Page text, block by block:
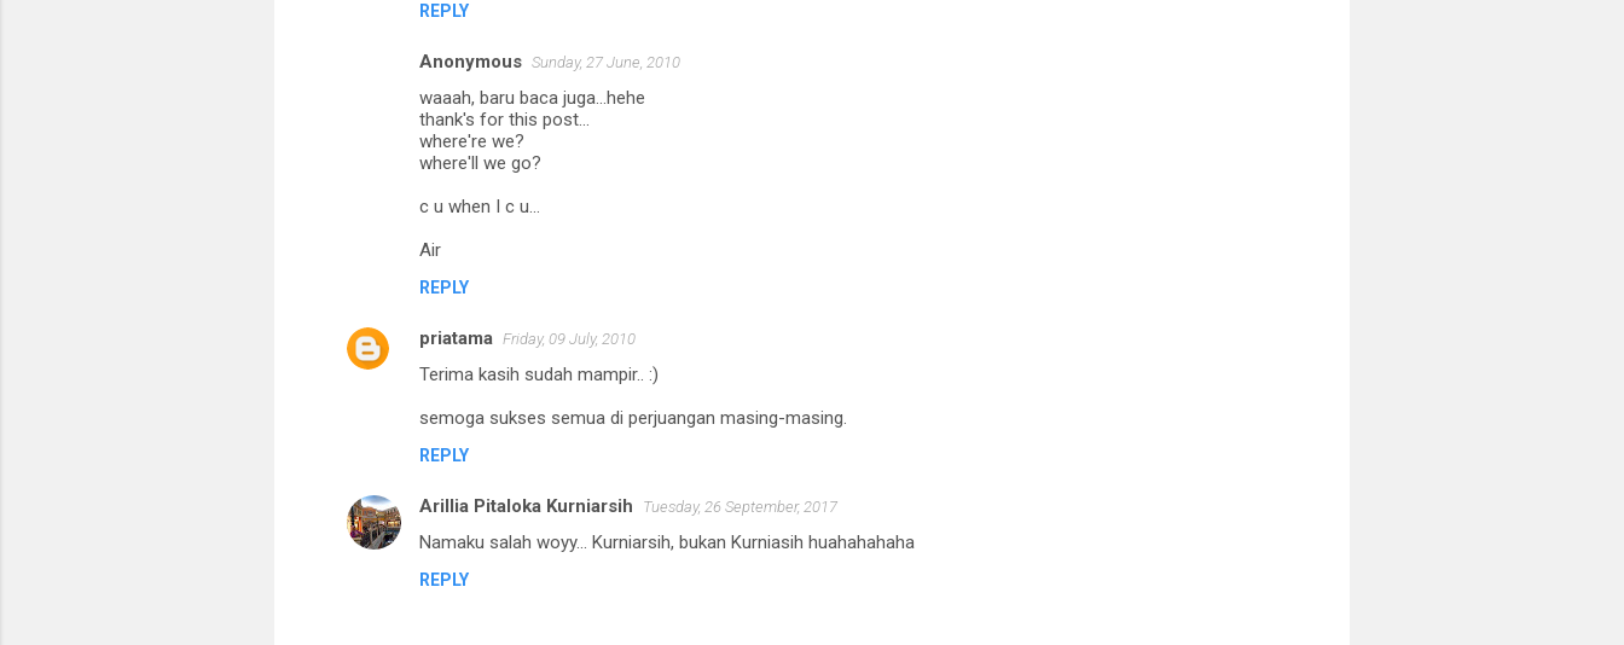
REPLY
Anonymous Sunday, 27 June, 2010
waaah, baru baca juga...hehe
thank's for this post...
where're we?
where'll we go?
c u when I c u...
Air
REPLY
priatama Friday, 09 July, 2010
Terima kasih sudah mampir.. :)
semoga sukses semua di perjuangan masing-masing.
REPLY
Arillia Pitaloka Kurniarsih Tuesday, 26 September, 2017
Namaku salah woyy... Kurniarsih, bukan Kurniasih huahahahaha
REPLY